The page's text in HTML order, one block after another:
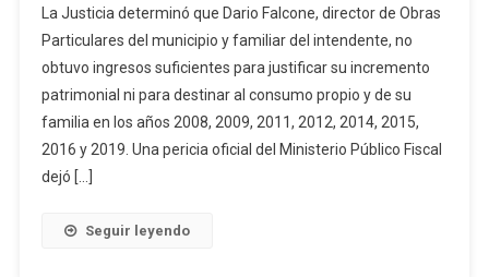
La Justicia determinó que Dario Falcone, director de Obras
Particulares del municipio y familiar del intendente, no
obtuvo ingresos suficientes para justificar su incremento
patrimonial ni para destinar al consumo propio y de su
familia en los años 2008, 2009, 2011, 2012, 2014, 2015,
2016 y 2019. Una pericia oficial del Ministerio Público Fiscal
dejó […]
Seguir leyendo